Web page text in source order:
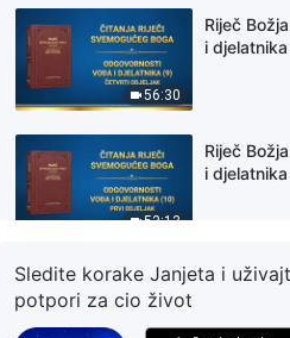
56:30
Riječ
i
53:13
Riječ
i
Riječ
Sledite korake Janjeta i
potpori za cio život